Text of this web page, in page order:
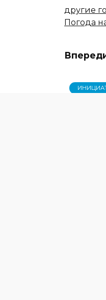
другие
Погода